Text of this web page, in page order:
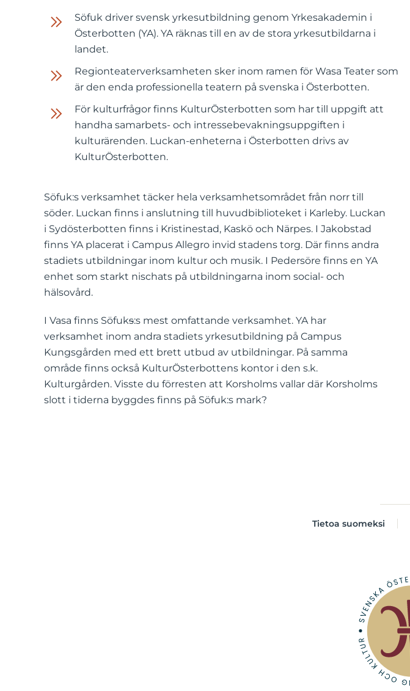
Söfuk driver svensk yrkesutbildning genom Yrkesakademin i
Österbotten (YA). YA räknas till en av de stora yrkesutbildarna i
landet.
Regionteaterverksamheten sker inom ramen för Wasa Teater som
är den enda professionella teatern på svenska i Österbotten.
För kulturfrågor finns KulturÖsterbotten som har till uppgift att
handha samarbets- och intressebevakningsuppgiften i
kulturärenden. Luckan-enheterna i Österbotten drivs av
KulturÖsterbotten.
Söfuk:s verksamhet täcker hela verksamhetsområdet från norr till
söder. Luckan finns i anslutning till huvudbiblioteket i Karleby. Luckan
i Sydösterbotten finns i Kristinestad, Kaskö och Närpes. I Jakobstad
finns YA placerat i Campus Allegro invid stadens torg. Där finns andra
stadiets utbildningar inom kultur och musik. I Pedersöre finns en YA
enhet som starkt nischats på utbildningarna inom social- och
hälsovård.
I Vasa finns Söfuks:s mest omfattande verksamhet. YA har
verksamhet inom andra stadiets yrkesutbildning på Campus
Kungsgården med ett brett utbud av utbildningar. På samma
område finns också KulturÖsterbottens kontor i den s.k.
Kulturgården. Visste du förresten att Korsholms vallar där Korsholms
slott i tiderna byggdes finns på Söfuk:s mark?
Tietoa suomeksi